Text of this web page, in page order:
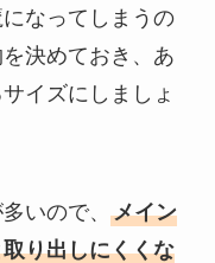
なってしまうの
決めておき、あ
イズにしましょ
いので、 メイン
り出しにくくな